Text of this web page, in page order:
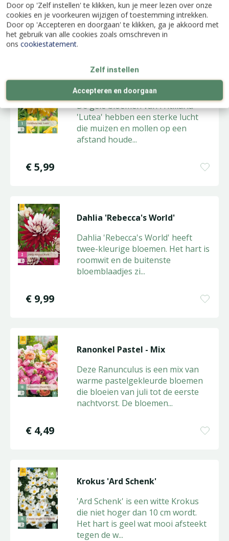
Door op 'Zelf instellen' te klikken, kun je meer lezen over onze
cookies en je voorkeuren wijzigen of toestemming intrekken.
Door op 'Accepteren en doorgaan' te klikken, ga je akkoord met
het gebruik van alle cookies zoals omschreven in
ons cookiestatement.
Zelf instellen
Accepteren en doorgaan
Leg de...
€5,99
Keizerskroon 'Lutea'
De gele bloemen van Fritillaria
'Lutea' hebben een sterke lucht
die muizen en mollen op een
afstand houde...
€5,99
Dahlia 'Rebecca's World'
Dahlia 'Rebecca's World' heeft
twee-kleurige bloemen. Het hart is
roomwit en de buitenste
bloemblaadjes zi...
€ 9,99
Ranonkel Pastel - Mix
Deze Ranunculus is een mix van
warme pastelgekleurde bloemen
die bloeien van juli tot de eerste
nachtvorst. De bloemen...
€ 4,49
Krokus 'Ard Schenk'
'Ard Schenk' is een witte Krokus
die niet hoger dan 10 cm wordt.
Het hart is geel wat mooi afsteekt
tegen de w...